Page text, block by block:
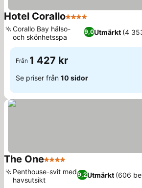
Hotel Corallo4 Stjärnor
9,0Utmärkt (4
Corallo Bay hälso-
och skönhetsspa
Från 1 427 kr
Se priser från 10 sidor
The One4 Stjärnor
9,2Utmärkt (606
Penthouse-svit med
havsutsikt